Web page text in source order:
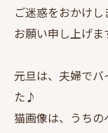
ご迷惑をおかけ
お願い申し上げま
元旦は、夫婦で
た♪
猫画像は、うち